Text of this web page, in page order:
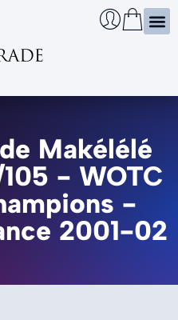
Makélélé
- WOTC
-
2001-02